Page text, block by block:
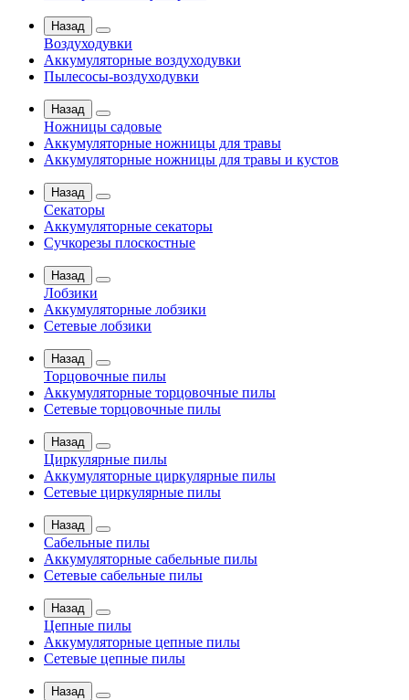
Назад
Воздуходувки
Аккумуляторные воздуходувки
Пылесосы-воздуходувки
Назад
Ножницы садовые
Аккумуляторные ножницы для травы
Аккумуляторные ножницы для травы и кустов
Назад
Секаторы
Аккумуляторные секаторы
Сучкорезы плоскостные
Назад
Лобзики
Аккумуляторные лобзики
Сетевые лобзики
Назад
Торцовочные пилы
Аккумуляторные торцовочные пилы
Сетевые торцовочные пилы
Назад
Циркулярные пилы
Аккумуляторные циркулярные пилы
Сетевые циркулярные пилы
Назад
Сабельные пилы
Аккумуляторные сабельные пилы
Сетевые сабельные пилы
Назад
Цепные пилы
Аккумуляторные цепные пилы
Сетевые цепные пилы
Назад